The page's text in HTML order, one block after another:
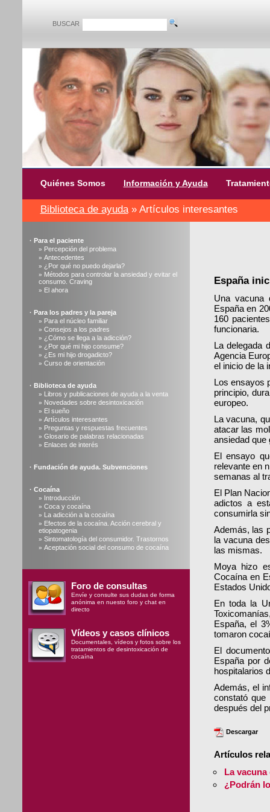
BUSCAR
Quiénes Somos Información y Ayuda
Biblioteca de ayuda» Artículos interesantes
· Para el paciente
» Percepción del problema
» Antecedentes
» ¿Por qué no puedo dejarla?
» Métodos para controlar la ansiedad y evitar el
consumo. Craving
» El ahora
· Para los padres y la pareja
» Para el núcleo familiar
» Consejos a los padres
» ¿Cómo se llega a la adicción?
» ¿Por qué mi hijo consume?
» ¿Es mi hijo drogadicto?
» Curso de orientación
· Biblioteca de ayuda
» Libros y publicaciones de ayuda a la venta
» Novedades sobre desintoxicación
» El sueño
» Artículos interesantes
» Preguntas y respuestas frecuentes
» Glosario de palabras relacionadas
» Enlaces de interés
· Fundación de ayuda. Subvenciones
· Cocaína
» Introducción
» Coca y cocaína
» La adicción a la cocaína
» Efectos de la cocaína. Acción cerebral y
etiopatogenia
» Sintomatología del consumidor. Trastornos
» Aceptación social del consumo de cocaína
Foro de consultas
Envíe y consulte sus dudas de forma
anónima en nuesto foro y chat en
directo
Vídeos y casos clínicos
Documentales, vídeos y fotos sobre los
tratamientos de desintoxicación de
cocaína
España
Una vacuna
España en
160
funcionaria.
La delegada
Agencia
el inicio de la
Los ensayos
principio,
europeo.
La vacuna,
atacar las
ansiedad que
El ensayo
relevante en
semanas al
El Plan
adictos a
consumirla
Además, las
la vacuna
las mismas.
Moya hizo
Cocaína en
Estados
En toda la
España, el
tomaron
El
España por
hospitalarios
Además, el
constató
después del
Descargar
Artículos
La vacuna
¿Podrán